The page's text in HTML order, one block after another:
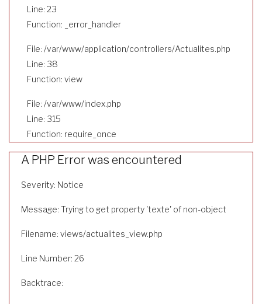
Line: 23
Function: _error_handler
File: /var/www/application/controllers/Actualites.php
Line: 38
Function: view
File: /var/www/index.php
Line: 315
Function: require_once
A PHP Error was encountered
Severity: Notice
Message: Trying to get property 'texte' of non-object
Filename: views/actualites_view.php
Line Number: 26
Backtrace: